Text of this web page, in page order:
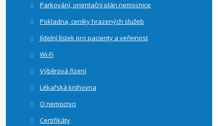
Parkování, orientační plán nemocnice
Pokladna, ceníky hrazených služeb
Jídelní lístek pro pacienty a veřejnost
Wi-Fi
Výběrová řízení
Lékařská knihovna
O nemocnici
Certifikáty